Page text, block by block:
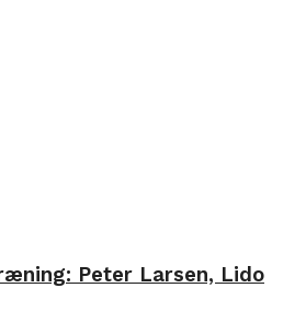
Peter Larsen, Lido